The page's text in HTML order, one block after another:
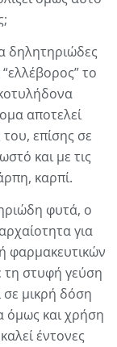
δηλητηριώδες
το
αποτελεί
επίσης σε
και με τις
καρπί.
φυτά, ο
για
φαρμακευτικών
τη στυφή γεύση
σε μικρή δόση
όμως και χρήση
έντονες